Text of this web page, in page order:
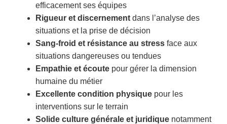
efficacement ses équipes
Rigueur et discernement dans l’analyse des
situations et la prise de décision
Sang-froid et résistance au stress face aux
situations dangereuses ou tendues
Empathie et écoute pour gérer la dimension
humaine du métier
Excellente condition physique pour les
interventions sur le terrain
Solide culture générale et juridique notamment